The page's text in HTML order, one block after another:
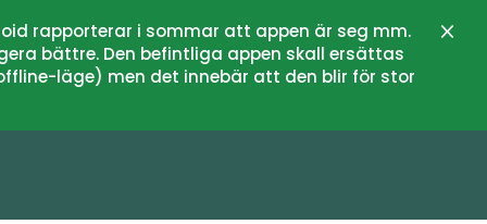
rapporterar i sommar att appen är seg mm.
bättre. Den befintliga appen skall ersättas
läge) men det innebär att den blir för stor